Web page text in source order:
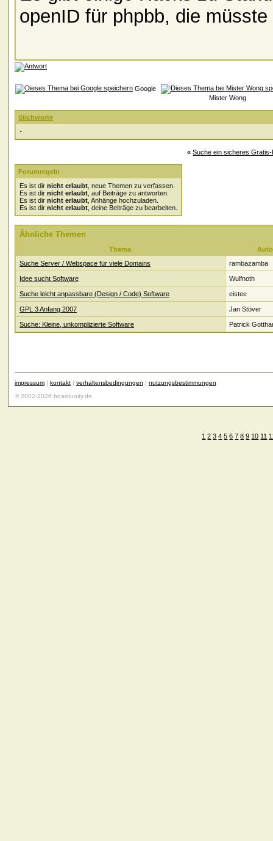
openID für phpbb, die
Google
Mister Wong
Stichworte
-
« Suche ein sicheres
Forumregeln
Es ist dir nicht erlaubt , neue Themen zu verfassen.
Es ist dir nicht erlaubt , auf Beiträge zu antworten.
Es ist dir nicht erlaubt , Anhänge hochzuladen.
Es ist dir nicht erlaubt , deine Beiträge zu bearbeiten.
Ähnliche Themen
Thema
Suche Server / Webspace für viele Domains
rambazamba
Idee sucht Software Wulfnoth
Suche leicht anpassbare (Design / Code) Software eistee
GPL 3 Anfang 2007 Jan Stöver
Suche: Kleine, unkomplizierte Software Patrick
impressum | kontakt | verhaltensbedingungen | nutzungsbestimmungen
© 2002-2026 boardunity.de
1 2 3 4 5 6 7 8 9 10 11